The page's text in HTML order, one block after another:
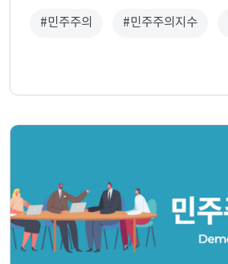
#민주주의 #민주주의지수